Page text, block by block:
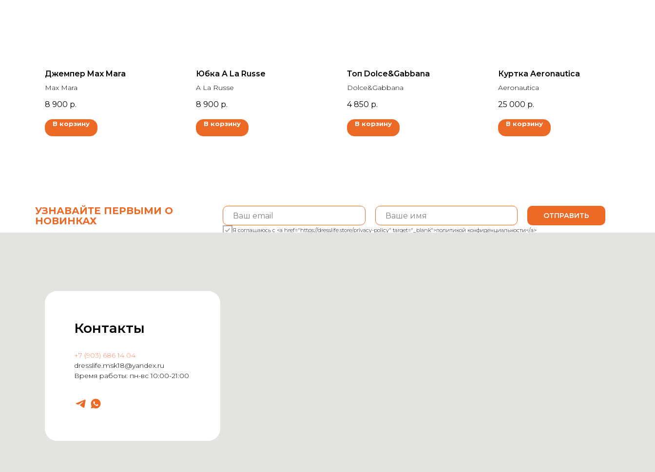
Джемпер Max Mara
Max Mara
8 900 р.
В корзину
Юбка A La Russe
A La Russe
8 900 р.
В корзину
Топ Dolce&Gabbana
Dolce&Gabbana
4 850 р.
В корзину
Куртка Aeronautica
Aeronautica
25 000 р.
В корзину
Я соглашаюсь с <a href="https://dresslife.store/privacy-policy" target="_blank">политикой конфиденциальности</a>
ОТПРАВИТЬ
УЗНАВАЙТЕ ПЕРВЫМИ О
НОВИНКАХ
Контакты
+7 (903) 686 14 04
dresslife.msk18@yandex.ru
Время работы: пн-вс 10:00-21:00